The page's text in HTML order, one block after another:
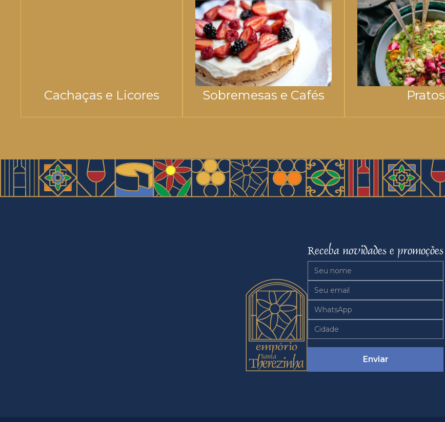
Cachaças e Licores Sobremesas e Cafés Pratos
Receba novidades e promoções